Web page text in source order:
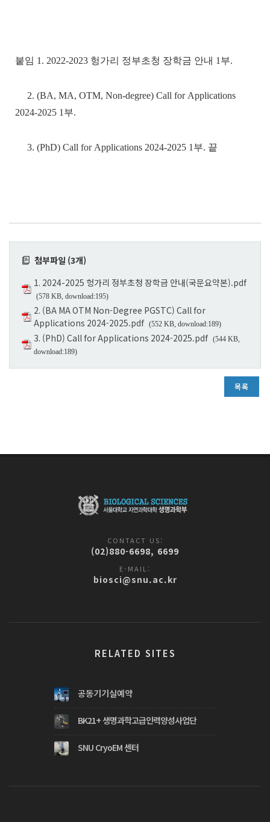
붙임 1. 2022-2023 헝가리 정부초청 장학금 안내 1부.
2. (BA, MA, OTM, Non-degree) Call for Applications
2024-2025 1부.
3. (PhD) Call for Applications 2024-2025 1부. 끝
첨부파일 (3개)
1. 2024-2025 헝가리 정부초청 장학금 안내(국문요약본).pdf
(578 KB, download:195)
2. (BA MA OTM Non-Degree PGSTC) Call for
Applications 2024-2025.pdf (552 KB, download:189)
3. (PhD) Call for Applications 2024-2025.pdf (544 KB,
download:189)
목록
CONTACT US:
(02)880-6698, 6699
E-MAIL:
biosci@snu.ac.kr
RELATED SITES
공동기기실예약
BK21+ 생명과학고급인력양성사업단
SNU CryoEM 센터